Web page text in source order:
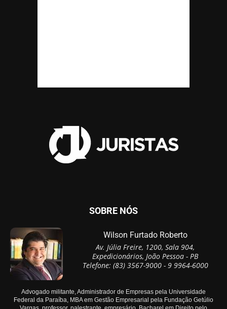
SOBRE NÓS
Wilson Furtado Roberto
Av. Júlia Freire, 1200, Sala 904,
Expedicionários, João Pessoa - PB
Telefone: (83) 3567-9000 - 9 9964-6000
Advogado militante, Administrador de Empresas pela Universidade
Federal da Paraíba, MBA em Gestão Empresarial pela Fundação Getúlio